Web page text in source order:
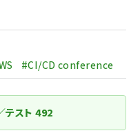
#CI/CD conference
テスト492